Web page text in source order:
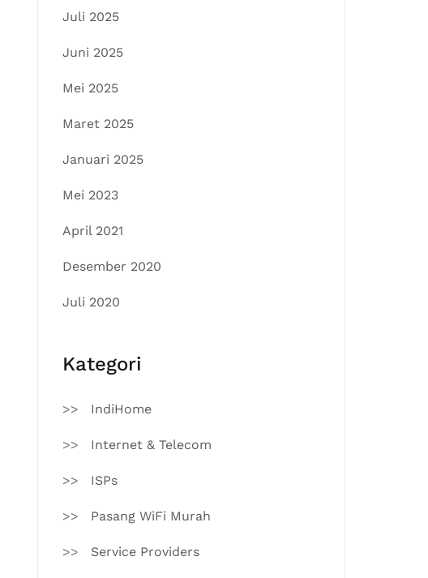
Juli 2025
Juni 2025
Mei 2025
Maret 2025
Januari 2025
Mei 2023
April 2021
Desember 2020
Juli 2020
Kategori
IndiHome
Internet & Telecom
ISPs
Pasang WiFi Murah
Service Providers